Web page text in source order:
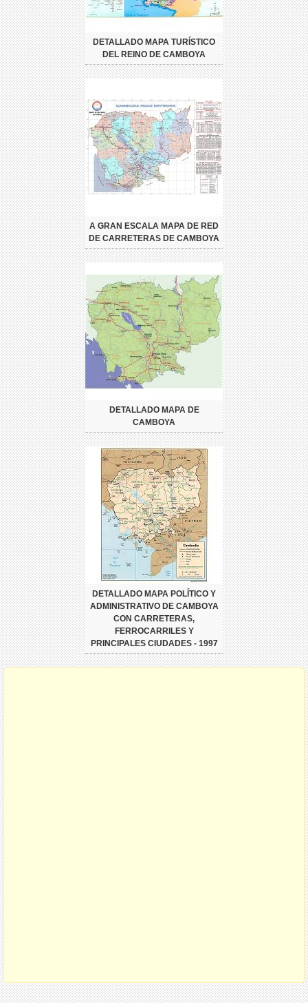
DETALLADO MAPA TURÍSTICO
DEL REINO DE CAMBOYA
A GRAN ESCALA MAPA DE RED
DE CARRETERAS DE CAMBOYA
DETALLADO MAPA DE
CAMBOYA
DETALLADO MAPA POLÍTICO Y
ADMINISTRATIVO DE CAMBOYA
CON CARRETERAS,
FERROCARRILES Y
PRINCIPALES CIUDADES - 1997